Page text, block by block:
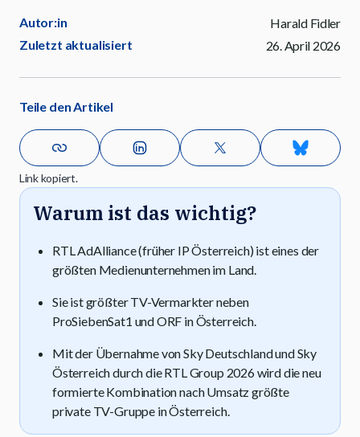
Autor:in
Harald Fidler
Zuletzt aktualisiert
26. April 2026
Teile den Artikel
Link kopiert.
Warum ist das wichtig?
RTL AdAlliance (früher IP Österreich) ist eines der
größten Medienunternehmen im Land.
Sie ist größter TV-Vermarkter neben
ProSiebenSat1 und ORF in Österreich.
Mit der Übernahme von Sky Deutschland und Sky
Österreich durch die RTL Group 2026 wird die neu
formierte Kombination nach Umsatz größte
private TV-Gruppe in Österreich.